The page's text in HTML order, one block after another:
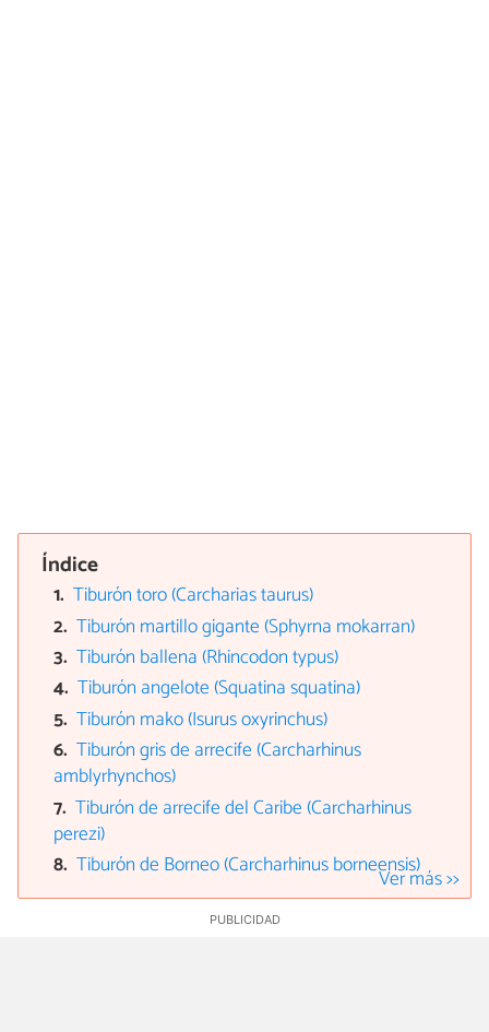
Índice
Tiburón toro (Carcharias taurus)
Tiburón martillo gigante (Sphyrna mokarran)
Tiburón ballena (Rhincodon typus)
Tiburón angelote (Squatina squatina)
Tiburón mako (Isurus oxyrinchus)
Tiburón gris de arrecife (Carcharhinus
amblyrhynchos)
Tiburón de arrecife del Caribe (Carcharhinus
perezi)
Tiburón de Borneo (Carcharhinus borneensis)Ver más >>